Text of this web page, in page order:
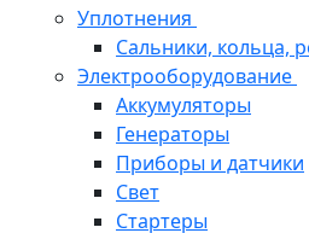
Уплотнения
Сальники, кольца,
Электрооборудование
Аккумуляторы
Генераторы
Приборы и датчики
Свет
Стартеры